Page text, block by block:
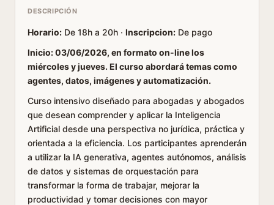
DESCRIPCIÓN
Horario: De 18h a 20h · Inscripcion: De pago
Inicio: 03/06/2026, en formato on-line los
miércoles y jueves. El curso abordará temas como
agentes, datos, imágenes y automatización.
Curso intensivo diseñado para abogadas y abogados
que desean comprender y aplicar la Inteligencia
Artificial desde una perspectiva no jurídica, práctica y
orientada a la eficiencia. Los participantes aprenderán
a utilizar la IA generativa, agentes autónomos, análisis
de datos y sistemas de orquestación para
transformar la forma de trabajar, mejorar la
productividad y tomar decisiones con mayor